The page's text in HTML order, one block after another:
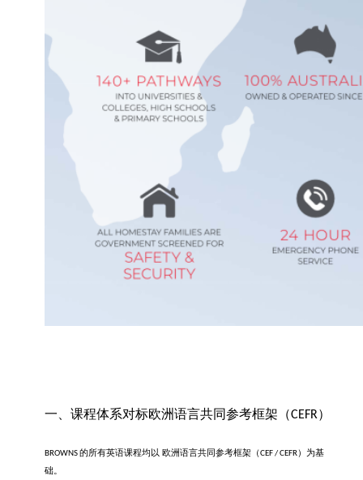
一、课程体系对标欧洲语言共同参考框架（CEFR）
BROWNS的所有英语课程均以 欧洲语言共同参考框架（CEF / CEFR）为基
础。